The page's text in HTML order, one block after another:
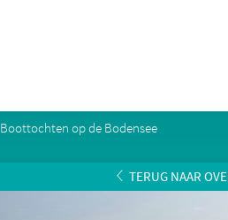
Boottochten op de Bodensee
TERUG NAAR